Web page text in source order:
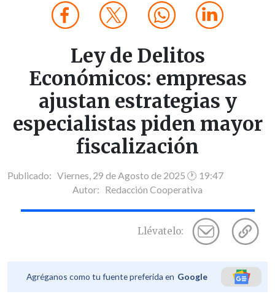
Ley de Delitos
Económicos: empresas
ajustan estrategias y
especialistas piden mayor
fiscalización
Publicado: Viernes, 29 de Agosto de 2025 🕐 19:47
Autor: Redacción Cooperativa
Llévatelo:
Agréganos como tu fuente preferida en Google